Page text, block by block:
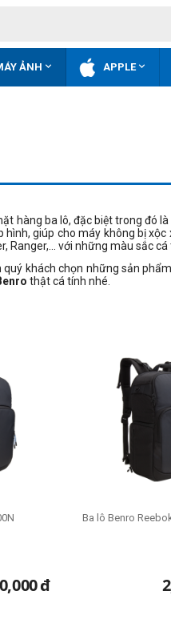
ẢNH  APPLE
hàng ba lô, đặc biệt trong đó
giúp cho máy không bị
Ranger,... với những màu sắc cá
khách chọn những sản
thật cá tính nhé.
đ
Ba lô Benro